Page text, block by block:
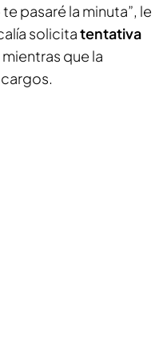
pasaré la minuta”, le
solicitatentativa
mientras que la